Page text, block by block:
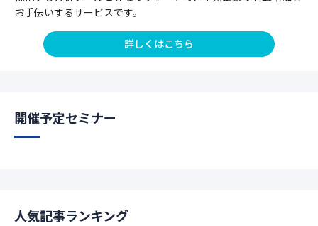
お手伝いするサービスです。
詳しくはこちら
開催予定セミナー
人気記事ランキング